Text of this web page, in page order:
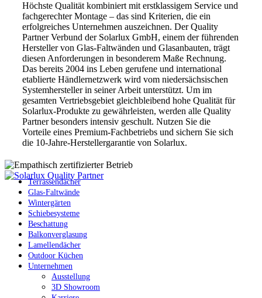
Höchste Qualität kombiniert mit erstklassigem Service und
fachgerechter Montage – das sind Kriterien, die ein
erfolgreiches Unternehmen auszeichnen. Der Quality
Partner Verbund der Solarlux GmbH, einem der führenden
Hersteller von Glas-Faltwänden und Glasanbauten, trägt
diesen Anforderungen in besonderem Maße Rechnung.
Das bereits 2004 ins Leben gerufene und international
etablierte Händlernetzwerk wird vom niedersächsischen
Systemhersteller in seiner Arbeit unterstützt. Um im
gesamten Vertriebsgebiet gleichbleibend hohe Qualität für
Solarlux-Produkte zu gewährleisten, werden alle Quality
Partner besonders intensiv geschult. Nutzen Sie die
Vorteile eines Premium-Fachbetriebs und sichern Sie sich
die 10-Jahre-Herstellergarantie von Solarlux.
Terrassendächer
Glas-Faltwände
Wintergärten
Schiebesysteme
Beschattung
Balkonverglasung
Lamellendächer
Outdoor Küchen
Unternehmen
Ausstellung
3D Showroom